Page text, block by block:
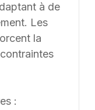
à de
Les
la
: